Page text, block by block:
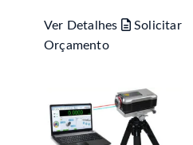
Ver Detalhes
Solicitar
Orçamento